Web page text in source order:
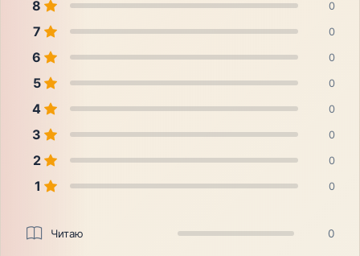
8 0
7 0
6 0
5 0
4 0
3 0
2 0
1 0
Читаю 0